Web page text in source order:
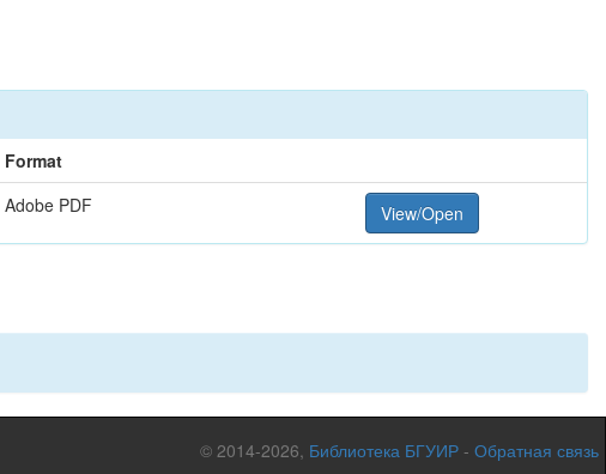
Format
Adobe PDF View/Open
© 2014-2026, Библиотека БГУИР - Обратная связь